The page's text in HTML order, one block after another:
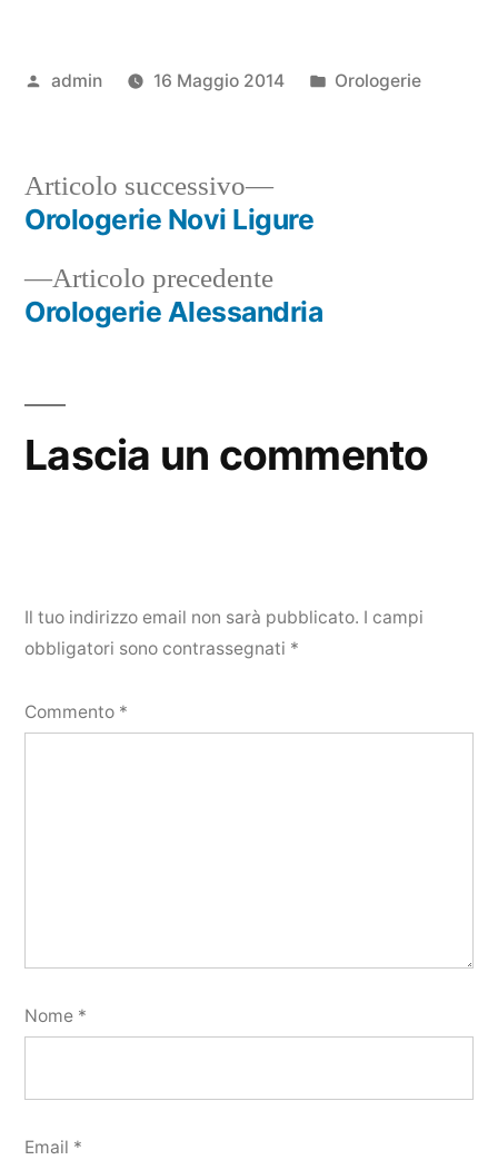
Pubblicato
admin 16 Maggio 2014
Pubblicato
Orologerie
Navigazione
articoli
Articolo precedenteArticolo
precedente:
Orologerie Alessandria
Articolo successivo
Articolo
successivo:
Orologerie Novi Ligure
Lascia un commento
Il tuo indirizzo email non sarà pubblicato. I campi
obbligatori sono contrassegnati *
Commento *
Nome *
Email *